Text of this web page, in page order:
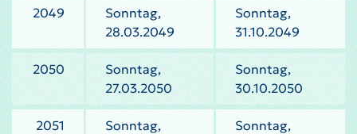
2049
Sonntag,
28.03.2049
Sonntag,
31.10.2049
2050
Sonntag,
27.03.2050
Sonntag,
30.10.2050
2051
Sonntag,
Sonntag,